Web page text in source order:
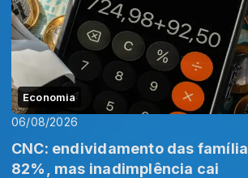
Economia
06/08/2026
CNC: endividamento das
82%, mas inadimplência cai